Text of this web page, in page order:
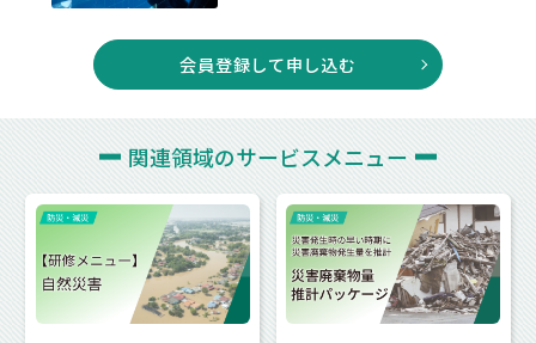
会員登録して申し込む
関連領域のサービスメニュー